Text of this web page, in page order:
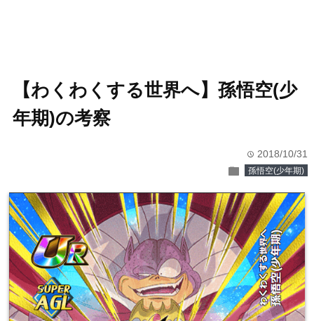
【わくわくする世界へ】孫悟空(少
年期)の考察
time 2018/10/31
folder 孫悟空(少年期)